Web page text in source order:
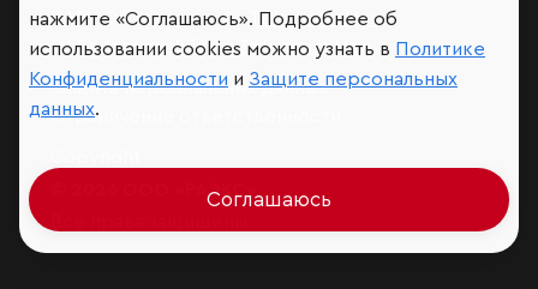
RAEX Образование –Telegram,Max
RAEX Sustainability –Telegram,Max
Защита персональных данных
Ограничение ответственности
© 2026 ООО «РАЭКС»
нажмите «Соглашаюсь». Подробнее об
использовании cookies можно узнать в Политике
Конфиденциальности и Защите персональных
данных.
Соглашаюсь